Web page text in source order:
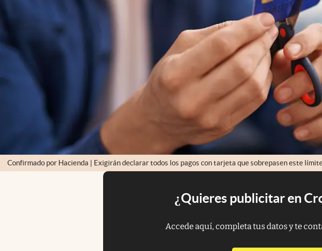
Confirmado por Hacienda | Exigirán declarar todos los pagos con tarjeta que sobrepasen este
¿Quieres publicitar en
Accede aquí, completa tus datos y te